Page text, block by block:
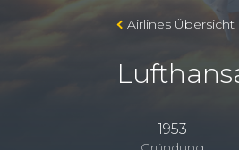
Airlines Übersicht
1953